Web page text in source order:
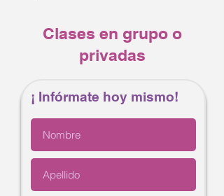
Clases en grupo o
privadas
¡ Infórmate hoy mismo!